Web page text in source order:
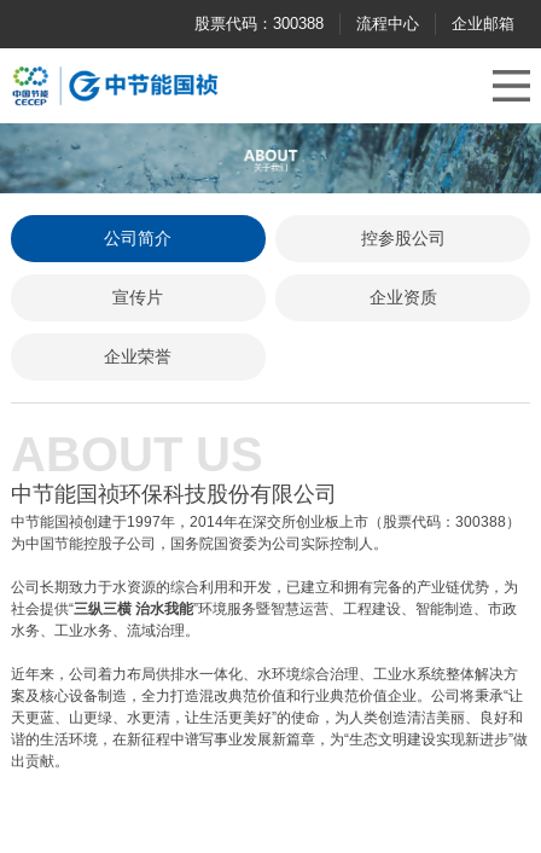
企业邮箱
流程中心
股票代码：300388
公司简介 控参股公司
宣传片 企业资质
企业荣誉
ABOUT US
中节能国祯环保科技股份有限公司
中节能国祯创建于1997年，2014年在深交所创业板上市（股票代码：300388）
为中国节能控股子公司，国务院国资委为公司实际控制人。
公司长期致力于水资源的综合利用和开发，已建立和拥有完备的产业链优势，为
社会提供“三纵三横 治水我能”环境服务暨智慧运营、工程建设、智能制造、市政
水务、工业水务、流域治理。
近年来，公司着力布局供排水一体化、水环境综合治理、工业水系统整体解决方
案及核心设备制造，全力打造混改典范价值和行业典范价值企业。公司将秉承“让
天更蓝、山更绿、水更清，让生活更美好”的使命，为人类创造清洁美丽、良好和
谐的生活环境，在新征程中谱写事业发展新篇章，为“生态文明建设实现新进步”做
出贡献。